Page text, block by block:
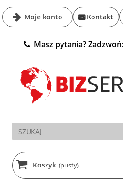
Moje konto Kontakt
Masz pytania? Zadzwoń:
Koszyk (pusty)